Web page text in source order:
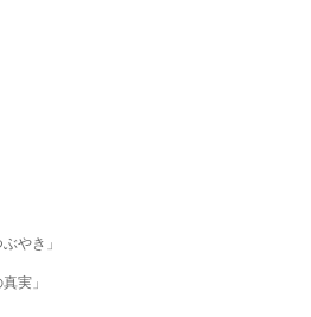
やき」
実」